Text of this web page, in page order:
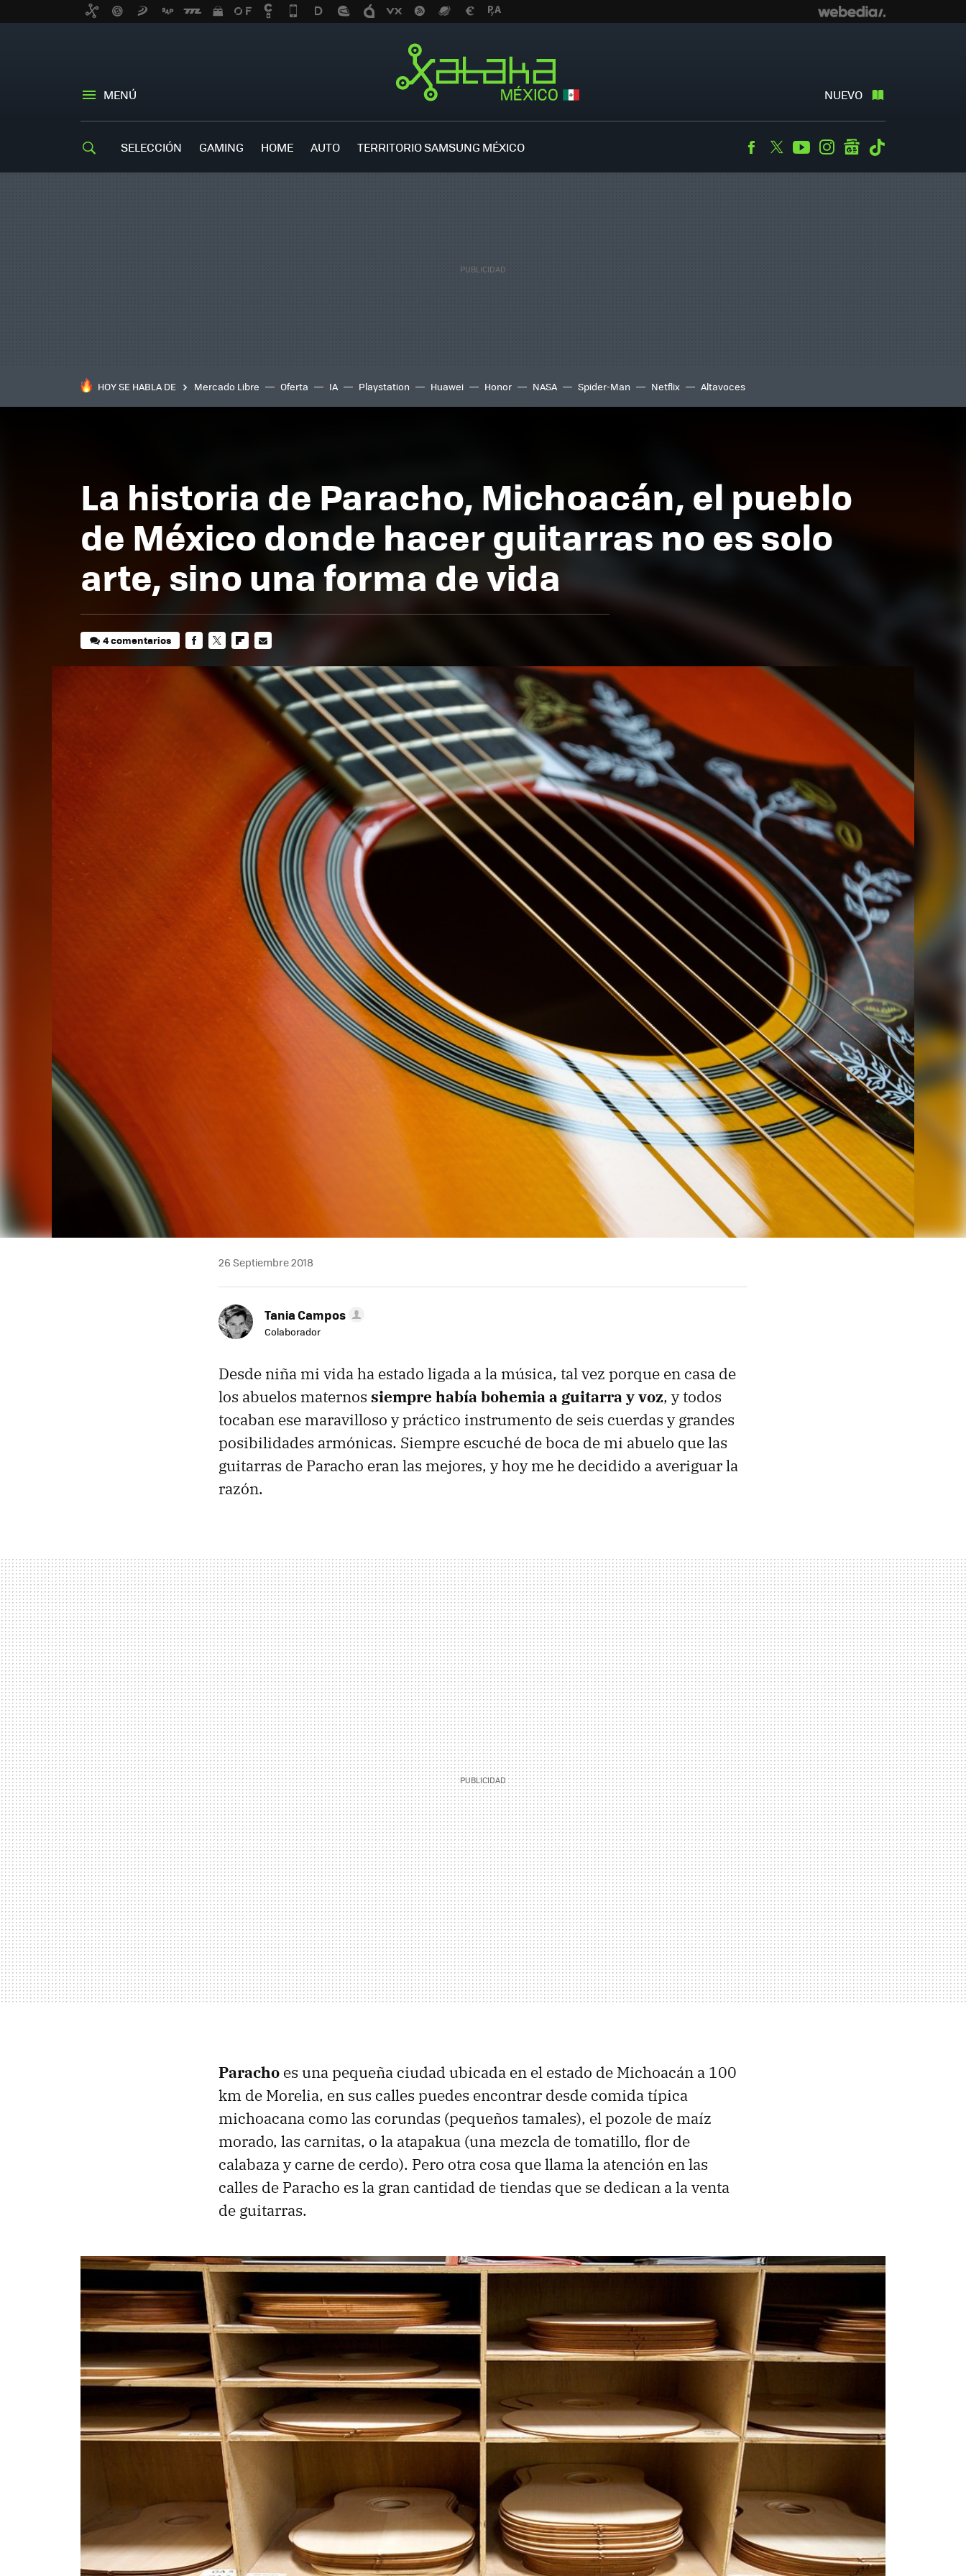
MENÚ NUEVO
SELECCIÓN GAMING HOME AUTO TERRITORIO SAMSUNG MÉXICO Facebook
TwitterYoutubeInstagramgooglenews
HOY SE HABLA DE Mercado Libre Oferta IA Playstation Huawei Honor NASA Spider-Man Netflix Altavoces
La historia de Paracho, Michoacán, el pueblo
de México donde hacer guitarras no es solo
arte, sino una forma de vida
4 comentarios
MAIL
26 Septiembre 2018
Tania Campos
Colaborador
Desde niña mi vida ha estado ligada a la música, tal vez porque en casa de
los abuelos maternos siempre había bohemia a guitarra y voz, y todos
tocaban ese maravilloso y práctico instrumento de seis cuerdas y grandes
posibilidades armónicas. Siempre escuché de boca de mi abuelo que las
guitarras de Paracho eran las mejores, y hoy me he decidido a averiguar la
razón.
Paracho es una pequeña ciudad ubicada en el estado de Michoacán a 100
km de Morelia, en sus calles puedes encontrar desde comida típica
michoacana como las corundas (pequeños tamales), el pozole de maíz
morado, las carnitas, o la atapakua (una mezcla de tomatillo, flor de
calabaza y carne de cerdo). Pero otra cosa que llama la atención en las
calles de Paracho es la gran cantidad de tiendas que se dedican a la venta
de guitarras.